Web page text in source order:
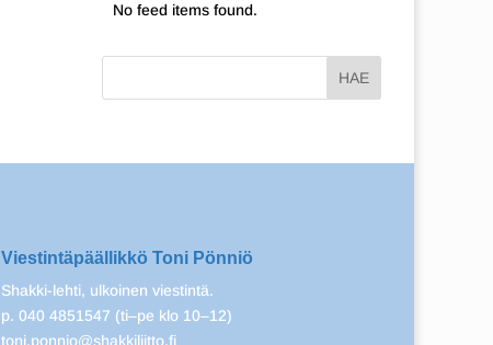
No feed items found.
Viestintäpäällikkö Toni Pönniö
Shakki-lehti, ulkoinen viestintä.
p. 040 4851547 (ti–pe klo 10–12)
toni.ponnio@shakkiliitto.fi